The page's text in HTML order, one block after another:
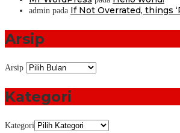
admin pada If Not Overrated, things
Arsip
Arsip
Kategori
Kategori